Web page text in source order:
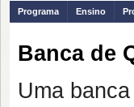
Programa Ensino
Banca de
Uma